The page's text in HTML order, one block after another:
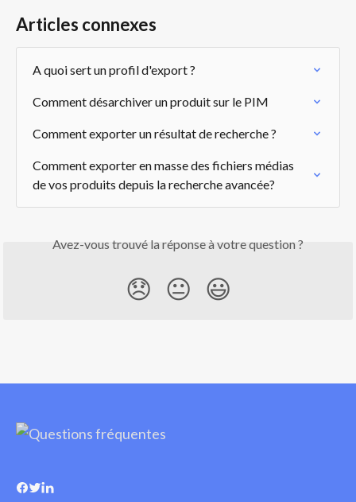
Articles connexes
A quoi sert un profil d'export ?
Comment désarchiver un produit sur le PIM
Comment exporter un résultat de recherche ?
Comment exporter en masse des fichiers médias
de vos produits depuis la recherche avancée?
Avez-vous trouvé la réponse à votre question ?
😞 😐 😃